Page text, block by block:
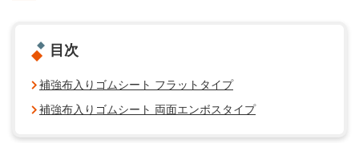
目次
補強布入りゴムシート フラットタイプ
補強布入りゴムシート 両面エンボスタイプ